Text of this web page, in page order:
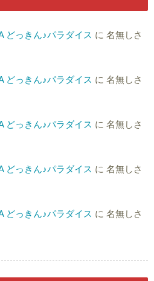
っきん♪パラダイス に 名無しさ
っきん♪パラダイス に 名無しさ
っきん♪パラダイス に 名無しさ
っきん♪パラダイス に 名無しさ
っきん♪パラダイス に 名無しさ